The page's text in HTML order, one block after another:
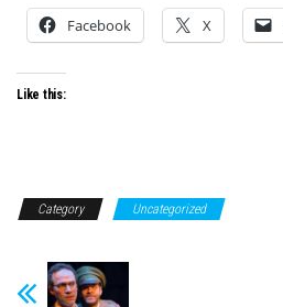
Facebook X
Like this:
Category Uncategorized